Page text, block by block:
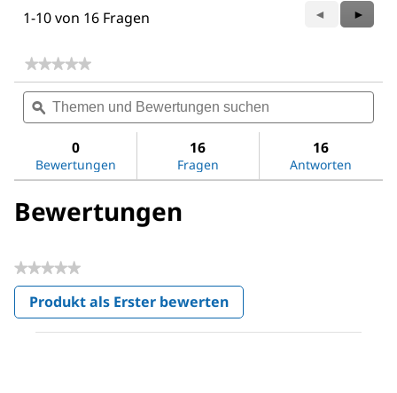
1-10 von 16 Fragen
Zurück
Questions
◄
Weiter
►
★★★★★
★★★★★
Beurteilungswert
für
Fetal
Serum
Themen
und
Bewertungen
ϙ
0
Bewertungen
16
Fragen
16
Antworten
Bewertungen
★★★★★
Kein
Beurteilungswert
Produkt als Erster bewerten
.
Mit